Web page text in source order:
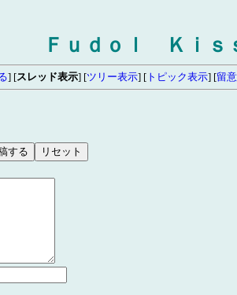
Ｆｕｄｏｌ Ｋｉｓ
] [スレッド表示] [ツリー表示] [ トピック表示] [留